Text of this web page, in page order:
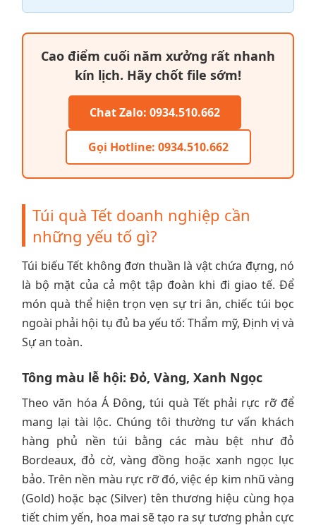
Cao điểm cuối năm xưởng rất nhanh
kín lịch. Hãy chốt file sớm!
Chat Zalo: 0934.510.662
Gọi Hotline: 0934.510.662
Túi quà Tết doanh nghiệp cần
những yếu tố gì?
Túi biếu Tết không đơn thuần là vật chứa đựng, nó
là bộ mặt của cả một tập đoàn khi đi giao tế. Để
món quà thể hiện trọn vẹn sự tri ân, chiếc túi bọc
ngoài phải hội tụ đủ ba yếu tố: Thẩm mỹ, Định vị và
Sự an toàn.
Tông màu lễ hội: Đỏ, Vàng, Xanh Ngọc
Theo văn hóa Á Đông, túi quà Tết phải rực rỡ để
mang lại tài lộc. Chúng tôi thường tư vấn khách
hàng phủ nền túi bằng các màu bệt như đỏ
Bordeaux, đỏ cờ, vàng đồng hoặc xanh ngọc lục
bảo. Trên nền màu rực rỡ đó, việc ép kim nhũ vàng
(Gold) hoặc bạc (Silver) tên thương hiệu cùng họa
tiết chim yến, hoa mai sẽ tạo ra sự tương phản cực